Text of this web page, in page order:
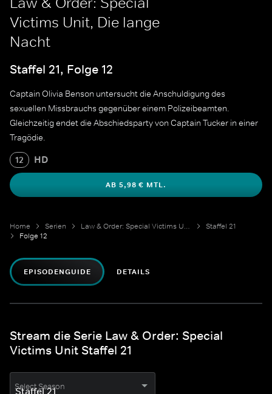
Victims Unit, Die lange
Nacht
Staffel 21, Folge 12
Captain Olivia Benson untersucht die Anschuldigung des
sexuellen Missbrauchs gegenüber einem Polizeibeamten.
Gleichzeitig endet die Abschiedsparty von Captain Tucker in einer
Tragödie.
12 HD
AB 5,98 € MTL.
Home Serien Law & Order: Special Victims Unit
Staffel 21
Folge 12
EPISODENGUIDE DETAILS
Stream die Serie Law & Order: Special
Victims Unit Staffel 21
Select Season